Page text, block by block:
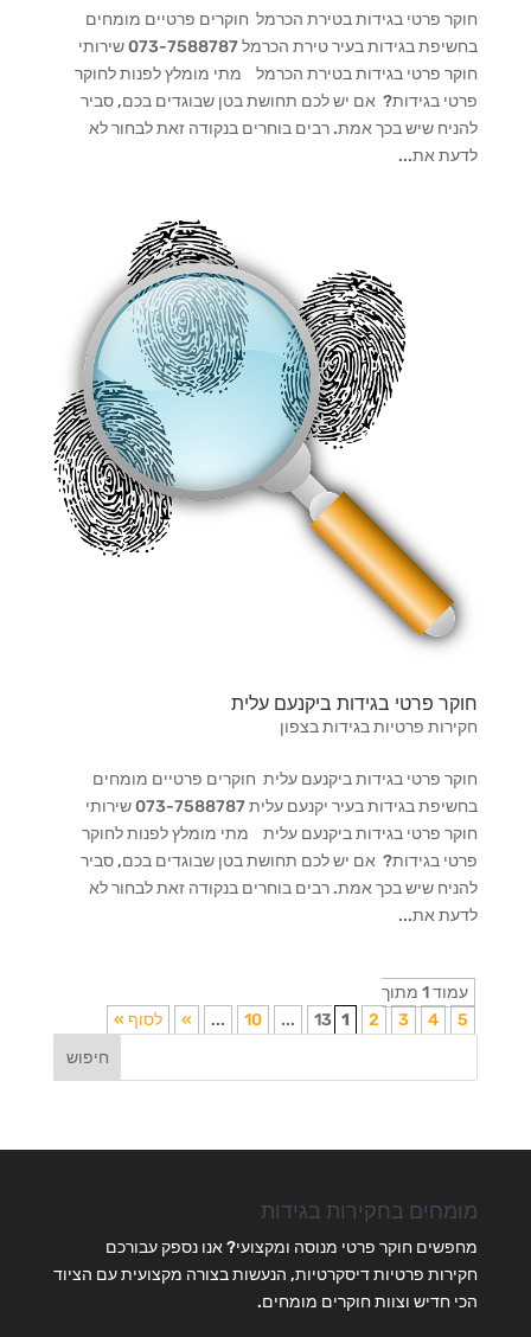
חוקר פרטי בגידות בטירת הכרמל חוקרים פרטיים מומחים
בחשיפת בגידות בעיר טירת הכרמל 073-7588787 שירותי
חוקר פרטי בגידות בטירת הכרמל מתי מומלץ לפנות לחוקר
פרטי בגידות? אם יש לכם תחושת בטן שבוגדים בכם, סביר
להניח שיש בכך אמת. רבים בוחרים בנקודה זאת לבחור לא
לדעת את...
חוקר פרטי בגידות ביקנעם עלית
חקירות פרטיות בגידות בצפון
חוקר פרטי בגידות ביקנעם עלית חוקרים פרטיים מומחים
בחשיפת בגידות בעיר יקנעם עלית 073-7588787 שירותי
חוקר פרטי בגידות ביקנעם עלית מתי מומלץ לפנות לחוקר
פרטי בגידות? אם יש לכם תחושת בטן שבוגדים בכם, סביר
להניח שיש בכך אמת. רבים בוחרים בנקודה זאת לבחור לא
לדעת את...
עמוד 1 מתוך
13 1 2 3 4 5
...
10
...
» לסוף »
מומחים בחקירות בגידות
מחפשים חוקר פרטי מנוסה ומקצועי? אנו נספק עבורכם
חקירות פרטיות דיסקרטיות, הנעשות בצורה מקצועית עם הציוד
הכי חדיש וצוות חוקרים מומחים.